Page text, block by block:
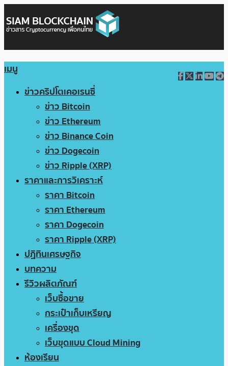
เมนู
ข่าวคริปโตเคอเรนซี่
ข่าว Bitcoin
ข่าว Ethereum
ข่าว Binance Coin
ข่าว Dogecoin
ข่าว Ripple (XRP)
ราคาและการวิเคราะห์
ราคา Bitcoin
ราคา Ethereum
ราคา Dogecoin
ราคา Ripple (XRP)
ปฏิทินเศรษฐกิจ
บทความ
รีวิวผลิตภัณฑ์
เว็บซื้อขาย
กระเป๋าเก็บเหรียญ
เครื่องขุด
เว็บขุดแบบ Cloud Mining
ห้องเรียน